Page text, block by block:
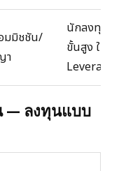
มมิชชัน/
า
นักลงทุน
ขั้นสูง ใช้
Leverage
— ลงทุนแบบ